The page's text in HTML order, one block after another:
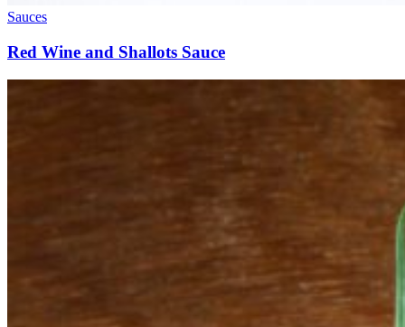
Sauces
Red Wine and Shallots Sauce